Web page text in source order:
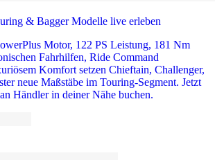
& Bagger Modelle live erleben
Motor, 122 PS Leistung, 181 Nm
Fahrhilfen, Ride Command
Komfort setzen Chieftain, Challenger,
neue Maßstäbe im Touring-Segment. Jetzt
Händler in deiner Nähe buchen.